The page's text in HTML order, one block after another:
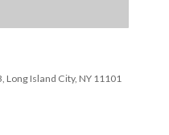
Long Island City, NY 11101